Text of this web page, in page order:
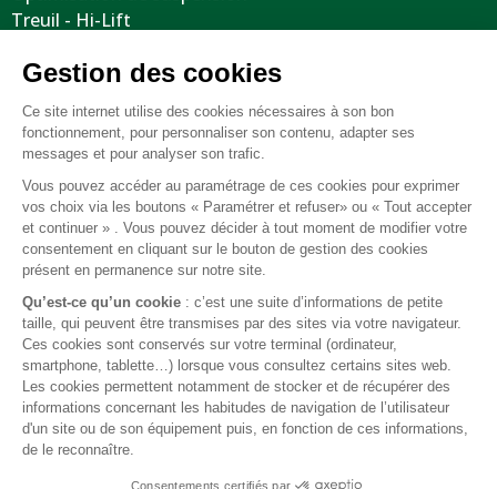
Treuil - Hi-Lift
Volants
Jantes / Pneumatiques / Accessoires
Informations utiles
Nous contacter
Mentions légales
Conditions générales de vente